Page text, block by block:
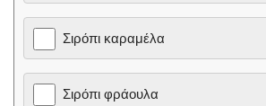
Σιρόπι καραμέλα
Σιρόπι φράουλα